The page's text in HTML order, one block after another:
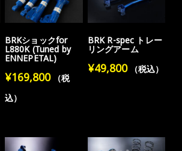
BRKショックfor
L880K (Tuned by
ENNEPETAL)
¥169,800
（税
込）
BRK R-spec トレー
リングアーム
¥49,800 （税込）